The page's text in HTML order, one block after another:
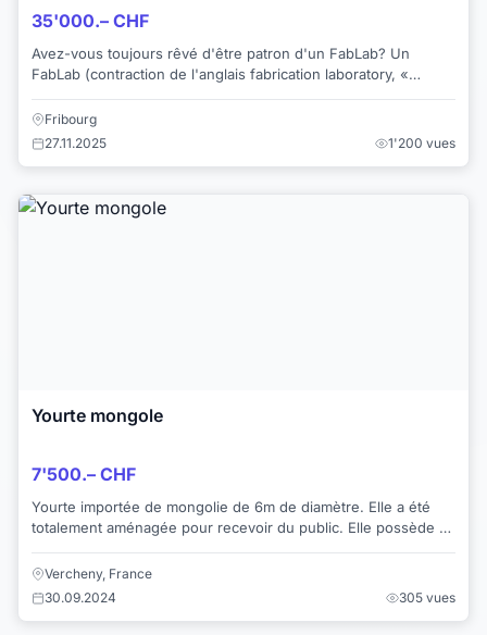
35'000.– CHF
Avez-vous toujours rêvé d'être patron d'un FabLab? Un
FabLab (contraction de l'anglais fabrication laboratory, «
Fribourg
27.11.2025
1'200 vues
Yourte mongole
7'500.– CHF
Yourte importée de mongolie de 6m de diamètre. Elle a été
totalement aménagée pour recevoir du public. Elle possède 2
Vercheny, France
30.09.2024
305 vues